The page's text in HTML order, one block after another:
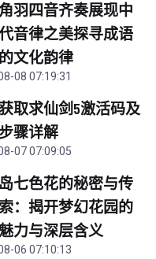
羽四音齐奏展现中
音律之美探寻成语
文化韵律
08 07:19:31
取求仙剑5激活码及
骤详解
07 07:09:05
七色花的秘密与传
：揭开梦幻花园的
力与深层含义
06 07:10:13